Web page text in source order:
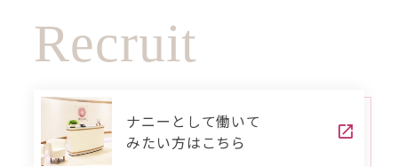
Recruit
ナニーとして働いて
みたい方はこちら